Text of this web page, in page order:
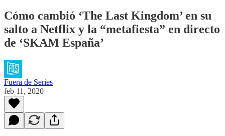
Cómo cambió ‘The Last Kingdom’ en su
salto a Netflix y la “metafiesta” en directo
de ‘SKAM España’
Fuera de Series
feb 11, 2020